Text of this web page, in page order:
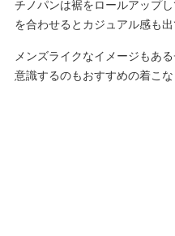
チノパンは裾をロールアップ
を合わせるとカジュアル感も
メンズライクなイメージもあ
意識するのもおすすめの着こな